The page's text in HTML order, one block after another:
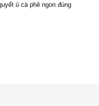
ủ cà phê ngon đúng